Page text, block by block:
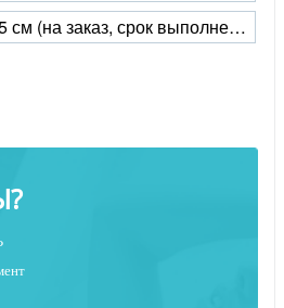
Двусторонний 90x135 см (на заказ, срок выполнения 5 рабочих дней)